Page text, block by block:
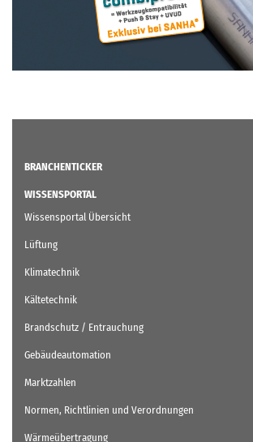
BRANCHENTICKER
WISSENSPORTAL
Wissensportal Übersicht
Lüftung
Klimatechnik
Kältetechnik
Brandschutz / Entrauchung
Gebäudeautomation
Marktzahlen
Normen, Richtlinien und Verordnungen
Wärmeübertragung